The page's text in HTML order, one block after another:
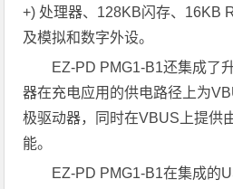
+) 处理器、128KB闪存、16KB
及模拟和数字外设。
EZ-PD PMG1-B1还集成了
器在充电应用的供电路径上为
极驱动器，同时在VBUS上提供
能。
EZ-PD PMG1-B1在集成的